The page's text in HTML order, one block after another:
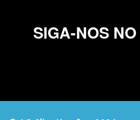
SIGA-NOS